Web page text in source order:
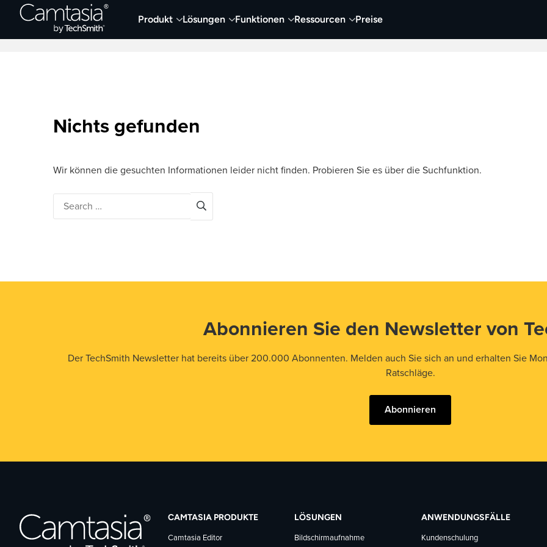
Direkt
Produkt Lösungen Funktionen Ressourcen Preise
Neueste Artikel Screen Capture und Aufnehmen Video Visueller Content
Nichts gefunden
Wir können die gesuchten Informationen leider nicht finden. Probieren Sie es über die Suchfunktion.
Abonnieren Sie den Newsletter von
Der TechSmith Newsletter hat bereits über 200.000 Abonnenten. Melden auch Sie sich an und erhalten Sie
Ratschläge.
Abonnieren
CAMTASIA PRODUKTE
Camtasia Editor
LÖSUNGEN
Bildschirmaufnahme
ANWENDUNGSFÄLLE
Kundenschulung